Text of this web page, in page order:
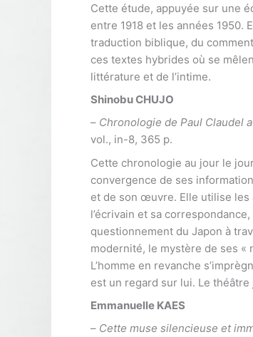
Cette étude, appuyée sur une
entre 1918 et les années 1950.
traduction biblique, du
ces textes hybrides où se
littérature et de l’intime.
Shinobu CHUJO
– Chronologie de Paul Claudel
vol., in-8, 365 p.
Cette chronologie au jour le
convergence de ses
et de son œuvre. Elle utilise les
l’écrivain et sa
questionnement du Japon à
modernité, le mystère de ses
L’homme en revanche
est un regard sur lui. Le
Emmanuelle KAES
– Cette muse silencieuse et